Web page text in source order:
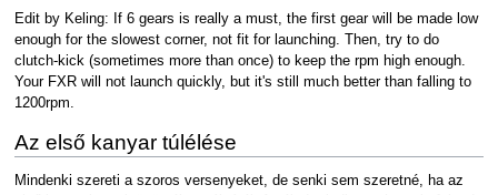
Edit by Keling: If 6 gears is really a must, the first gear will be made low
enough for the slowest corner, not fit for launching. Then, try to do
clutch-kick (sometimes more than once) to keep the rpm high enough.
Your FXR will not launch quickly, but it's still much better than falling to
1200rpm.
Az első kanyar túlélése
Mindenki szereti a szoros versenyeket, de senki sem szeretné, ha az